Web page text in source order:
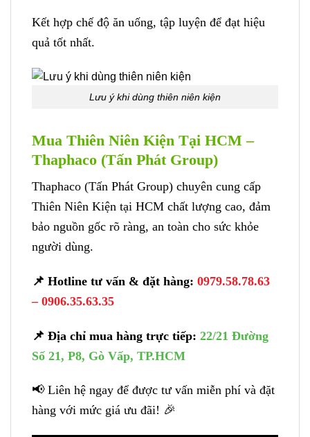
Kết hợp chế độ ăn uống, tập luyện để đạt hiệu
quả tốt nhất.
Lưu ý khi dùng thiên niên kiện
Mua Thiên Niên Kiện Tại HCM –
Thaphaco (Tấn Phát Group)
Thaphaco (Tấn Phát Group) chuyên cung cấp
Thiên Niên Kiện tại HCM chất lượng cao, đảm
bảo nguồn gốc rõ ràng, an toàn cho sức khỏe
người dùng.
📌 Hotline tư vấn & đặt hàng: 0979.58.78.63
– 0906.35.63.35
📌 Địa chỉ mua hàng trực tiếp: 22/21 Đường
Số 21, P8, Gò Vấp, TP.HCM
📢 Liên hệ ngay để được tư vấn miễn phí và đặt
hàng với mức giá ưu đãi! 🎉